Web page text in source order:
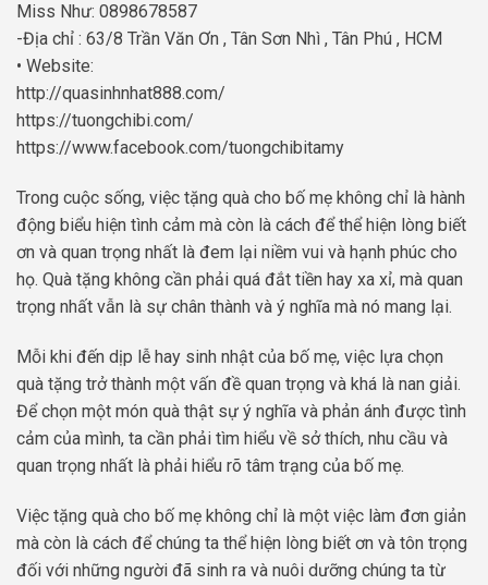
Miss Như: 0898678587
-Địa chỉ : 63/8 Trần Văn Ơn , Tân Sơn Nhì , Tân Phú , HCM
• Website:
http://quasinhnhat888.com/
https://tuongchibi.com/
https://www.facebook.com/tuongchibitamy
Trong cuộc sống, việc tặng quà cho bố mẹ không chỉ là hành
động biểu hiện tình cảm mà còn là cách để thể hiện lòng biết
ơn và quan trọng nhất là đem lại niềm vui và hạnh phúc cho
họ. Quà tặng không cần phải quá đắt tiền hay xa xỉ, mà quan
trọng nhất vẫn là sự chân thành và ý nghĩa mà nó mang lại.
Mỗi khi đến dịp lễ hay sinh nhật của bố mẹ, việc lựa chọn
quà tặng trở thành một vấn đề quan trọng và khá là nan giải.
Để chọn một món quà thật sự ý nghĩa và phản ánh được tình
cảm của mình, ta cần phải tìm hiểu về sở thích, nhu cầu và
quan trọng nhất là phải hiểu rõ tâm trạng của bố mẹ.
Việc tặng quà cho bố mẹ không chỉ là một việc làm đơn giản
mà còn là cách để chúng ta thể hiện lòng biết ơn và tôn trọng
đối với những người đã sinh ra và nuôi dưỡng chúng ta từ